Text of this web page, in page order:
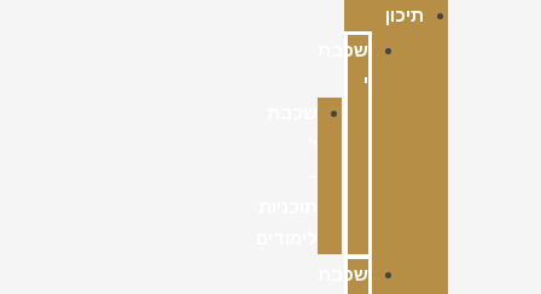
תיכון
שכבת
י
שכבת